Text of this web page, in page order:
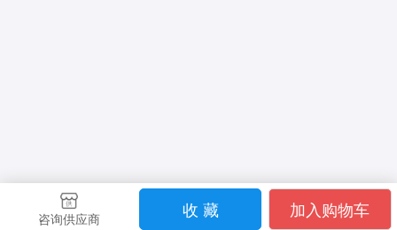
咨询供应商 收 藏 加入购物车